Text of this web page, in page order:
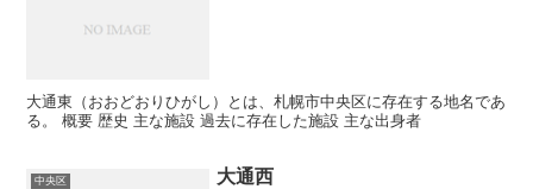
大通東（おおどおりひがし）とは、札幌市中央区に存在する地名であ
る。 概要 歴史 主な施設 過去に存在した施設 主な出身者
中央区 大通西